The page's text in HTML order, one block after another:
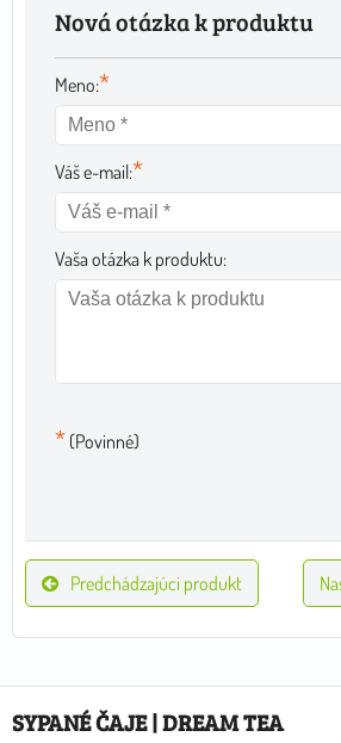
Nová otázka k produktu
Meno:*
Váš e-mail:*
Vaša otázka k produktu:
* (Povinné)
Predchádzajúci produkt
SYPANÉ ČAJE | DREAM TEA